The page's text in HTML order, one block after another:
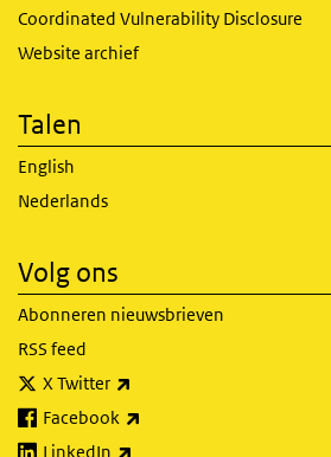
Coordinated Vulnerability Disclosure
Website archief
Talen
English
Nederlands
Volg ons
Abonneren nieuwsbrieven
RSS feed
X Twitter
Facebook
LinkedIn